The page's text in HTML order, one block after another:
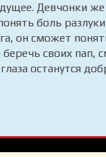
Девчонки
боль
он сможет
своих пап,
останутся